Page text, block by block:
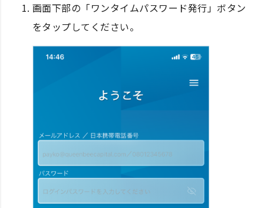
画面下部の「ワンタイムパスワード発行」ボタン
をタップしてください。